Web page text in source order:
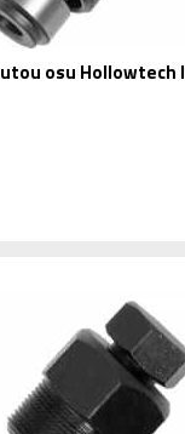
osu Hollowtech I